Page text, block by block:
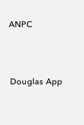
ANPC
Douglas App